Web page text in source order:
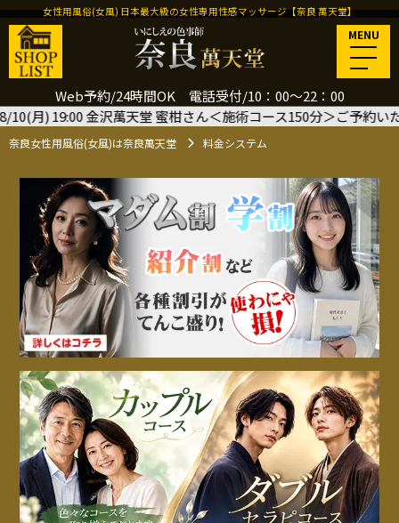
Web予約/24時間OK 電話受付/10：00～22：00
女性用風俗(女風) 日本最大級の女性専用性感マッサージ【奈良 萬天堂】
MENU
奈良女性用風俗(女風)は奈良萬天堂 料金システム
蜜柑さん＜施術コース150分＞ご予約いただきました🙇‍♂️